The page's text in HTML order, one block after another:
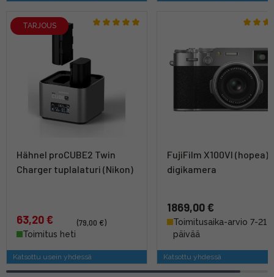
TARJOUS
Hähnel proCUBE2 Twin
Charger tuplalaturi (Nikon)
63,20 €
(79,00 €)
Toimitus heti
Katsottu usein yhdessä
FujiFilm X100VI (hopea)
digikamera
1869,00 €
Toimitusaika-arvio 7-21
päivää
Katsottu yhdessä